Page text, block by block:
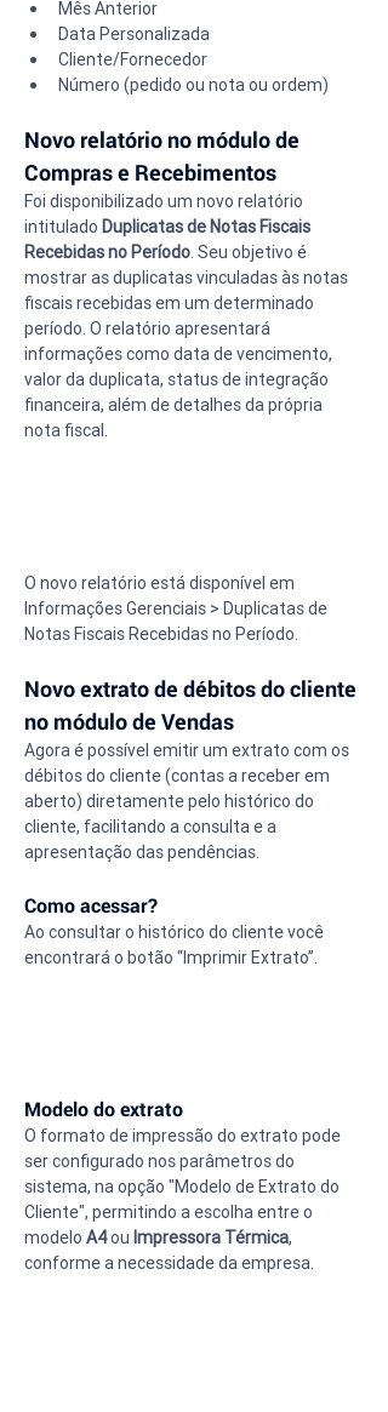
Mês Anterior
Data Personalizada
Cliente/Fornecedor
Número (pedido ou nota ou ordem)
Novo relatório no módulo de
Compras e Recebimentos
Foi disponibilizado um novo relatório
intitulado Duplicatas de Notas Fiscais
Recebidas no Período. Seu objetivo é
mostrar as duplicatas vinculadas às notas
fiscais recebidas em um determinado
período. O relatório apresentará
informações como data de vencimento,
valor da duplicata, status de integração
financeira, além de detalhes da própria
nota fiscal.
O novo relatório está disponível em
Informações Gerenciais > Duplicatas de
Notas Fiscais Recebidas no Período.
Novo extrato de débitos do cliente
no módulo de Vendas
Agora é possível emitir um extrato com os
débitos do cliente (contas a receber em
aberto) diretamente pelo histórico do
cliente, facilitando a consulta e a
apresentação das pendências.
Como acessar?
Ao consultar o histórico do cliente você
encontrará o botão “Imprimir Extrato”.
Modelo do extrato
O formato de impressão do extrato pode
ser configurado nos parâmetros do
sistema, na opção "Modelo de Extrato do
Cliente", permitindo a escolha entre o
modelo A4 ou Impressora Térmica,
conforme a necessidade da empresa.